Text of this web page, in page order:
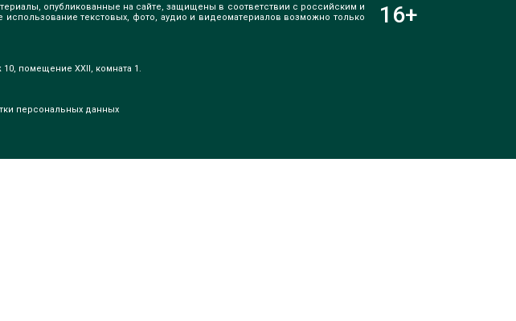
опубликованные на сайте, защищены в соответствии с российским и
текстовых, фото, аудио и видеоматериалов возможно только
помещение XXII, комната 1.
персональных данных
16+